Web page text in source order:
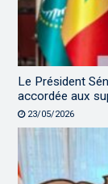
Le Président
accordée aux
23/05/2026